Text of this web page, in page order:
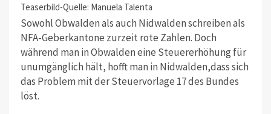
Teaserbild-Quelle: Manuela Talenta
Sowohl Obwalden als auch Nidwalden schreiben als
NFA-Geberkantone zurzeit rote Zahlen. Doch
während man in Obwalden eine Steuererhöhung für
unumgänglich hält, hofft man in Nidwalden,dass sich
das Problem mit der Steuervorlage 17 des Bundes
löst.